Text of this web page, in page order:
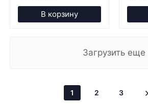
В корзину
Загрузить еще
1 2 3